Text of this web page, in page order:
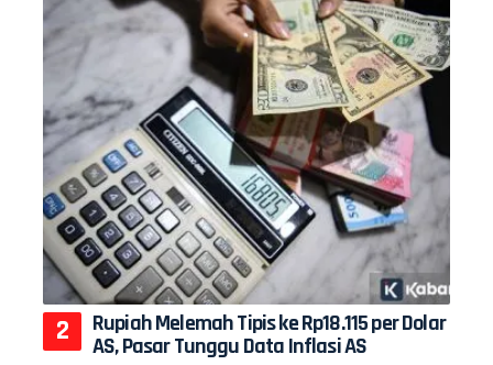
Rupiah Melemah Tipis ke Rp18.115 per Dolar
AS, Pasar Tunggu Data Inflasi AS